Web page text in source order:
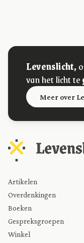
Levenslicht,
van het licht te
Meer over
Artikelen
Overdenkingen
Boeken
Gespreksgroepen
Winkel